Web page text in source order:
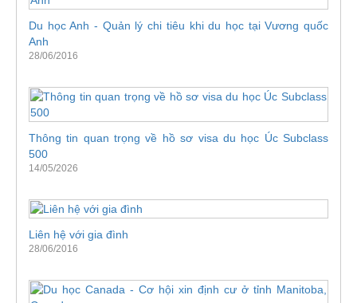
Du học Anh - Quản lý chi tiêu khi du học tại Vương quốc
Anh
28/06/2016
Thông tin quan trọng về hồ sơ visa du học Úc Subclass
500
14/05/2026
Liên hệ với gia đình
28/06/2016